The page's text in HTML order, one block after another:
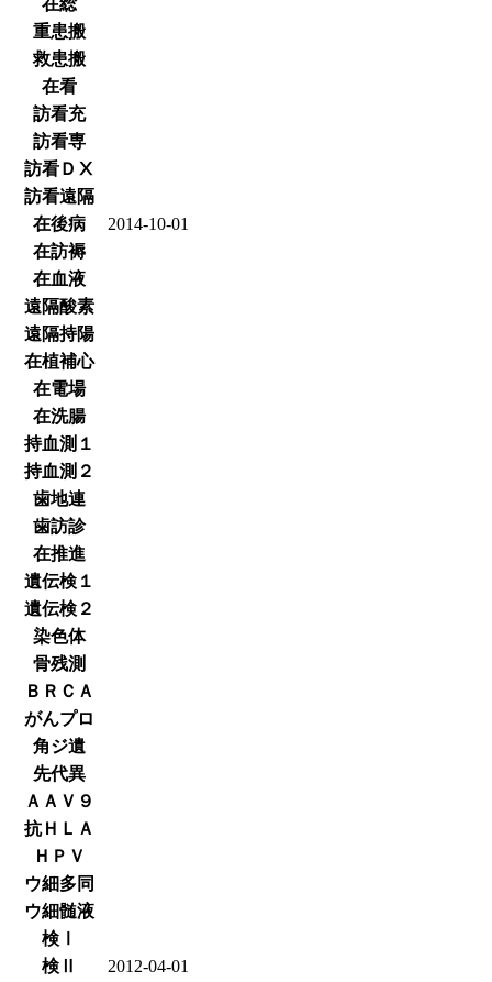
重患搬
救患搬
在看
訪看充
訪看専
訪看ＤⅩ
訪看遠隔
在後病
2014-10-01
在訪褥
在血液
遠隔酸素
遠隔持陽
在植補心
在電場
在洗腸
持血測１
持血測２
歯地連
歯訪診
在推進
遺伝検１
遺伝検２
染色体
骨残測
ＢＲＣＡ
がんプロ
角ジ遺
先代異
ＡＡＶ９
抗ＨＬＡ
ＨＰＶ
ウ細多同
ウ細髄液
検Ⅰ
検Ⅱ
2012-04-01